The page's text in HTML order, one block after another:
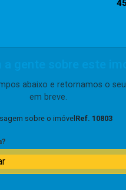
abaixo e retornamos o
em breve.
sobre o imóvel Ref. 10803